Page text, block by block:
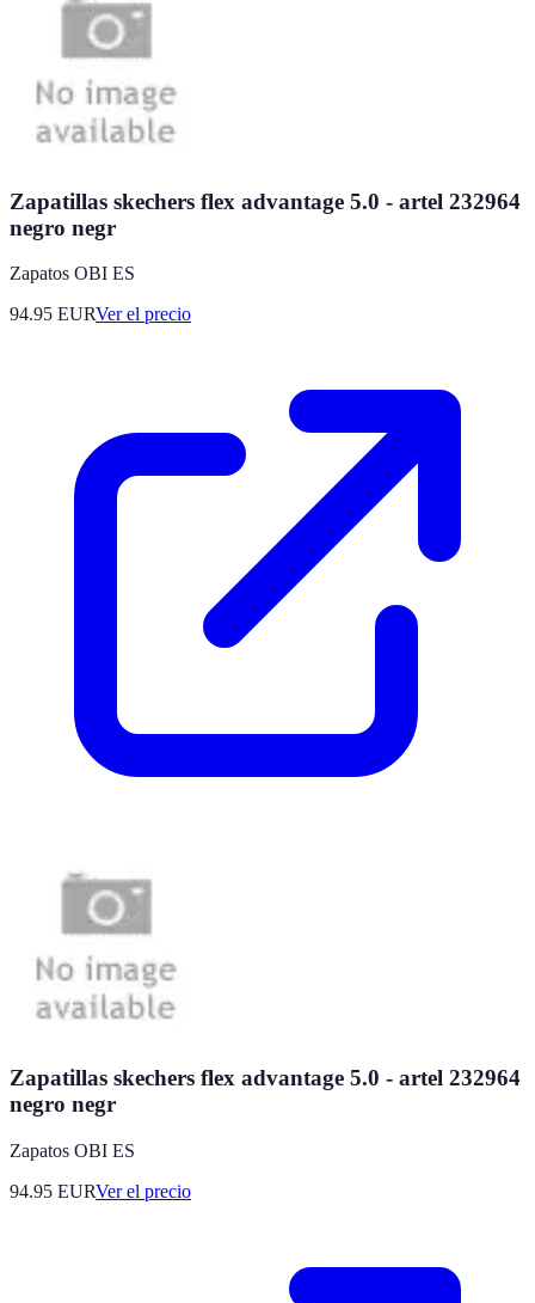
Zapatillas skechers flex advantage 5.0 - artel 232964
negro negr
Zapatos OBI ES
94.95 EURVer el precio
Zapatillas skechers flex advantage 5.0 - artel 232964
negro negr
Zapatos OBI ES
94.95 EURVer el precio